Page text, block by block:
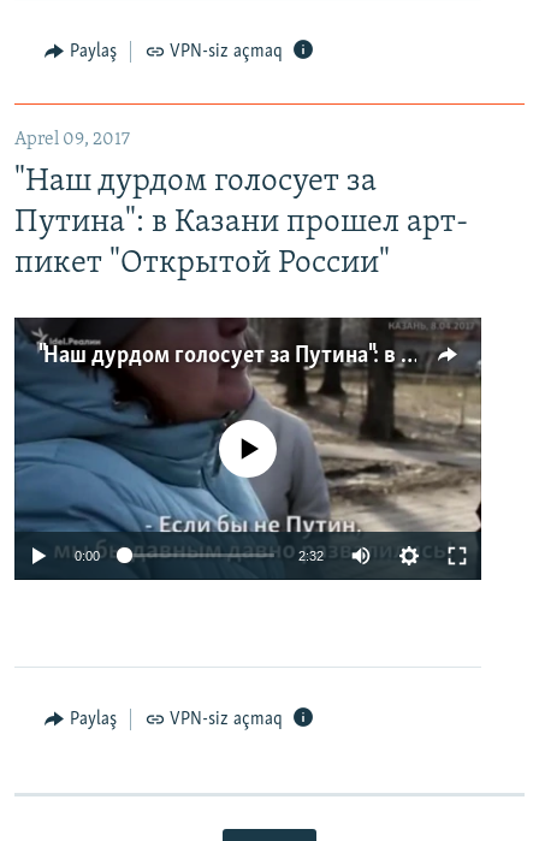
Paylaş VPN-siz açmaq
Aprel 09, 2017
"Наш дурдом голосует за
Путина": в Казани прошел арт-
пикет "Открытой России"
"Наш дурдом голосует за Путина": в Казани прошел арт-пикет "Открытой России"
No media source currently available
0:00 2:32
Paylaş VPN-siz açmaq